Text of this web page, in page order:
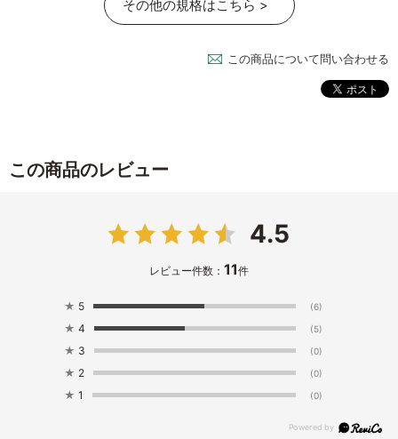
その他の規格はこちら >
この商品について問い合わせる
この商品のレビュー
4.5
レビュー件数： 11件
★ 5 (6)
★ 4 (5)
★ 3 (0)
★ 2 (0)
★ 1 (0)